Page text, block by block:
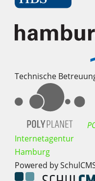
Technische
Internetagentur
Hamburg
Powered by